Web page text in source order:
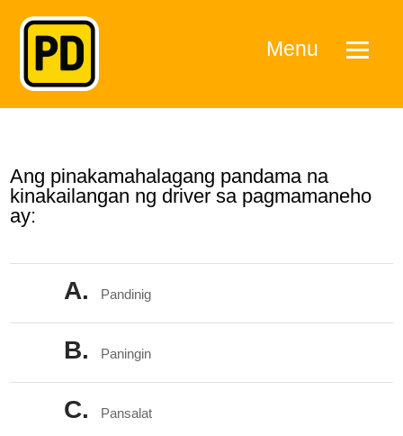
Menu
Ang pinakamahalagang pandama na
kinakailangan ng driver sa pagmamaneho
ay:
A. Pandinig
B. Paningin
C. Pansalat